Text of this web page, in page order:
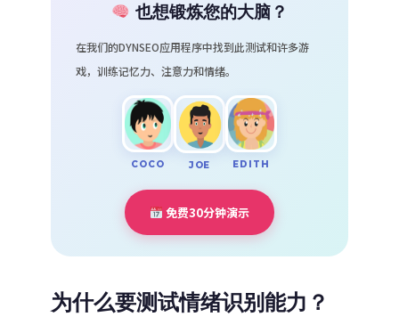
也想锻炼您的大脑？
在我们的DYNSEO应用程序中找到此测试和许多游
戏，训练记忆力、注意力和情绪。
COCO JOE EDITH
免费30分钟演示
为什么要测试情绪识别能力？